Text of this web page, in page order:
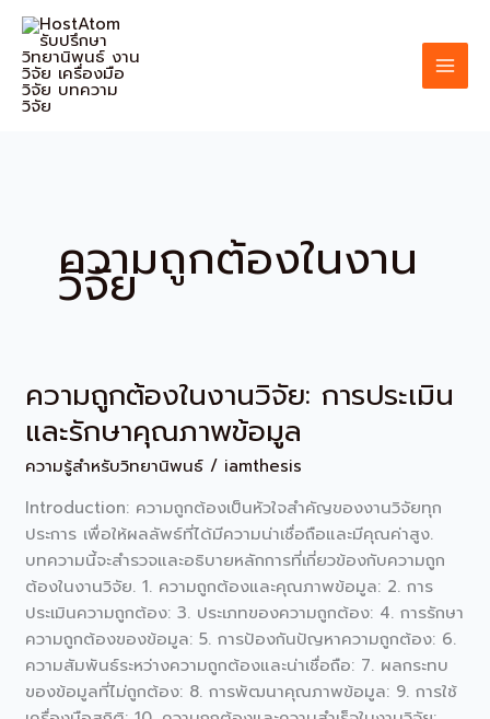
Skip
content
ความถูกต้องในงาน
วิจัย
ความถูกต้องในงานวิจัย: การประเมิน
และรักษาคุณภาพข้อมูล
ความรู้สำหรับวิทยานิพนธ์ / iamthesis
Introduction: ความถูกต้องเป็นหัวใจสำคัญของงานวิจัยทุก
ประการ เพื่อให้ผลลัพธ์ที่ได้มีความน่าเชื่อถือและมีคุณค่าสูง.
บทความนี้จะสำรวจและอธิบายหลักการที่เกี่ยวข้องกับความถูก
ต้องในงานวิจัย. 1. ความถูกต้องและคุณภาพข้อมูล: 2. การ
ประเมินความถูกต้อง: 3. ประเภทของความถูกต้อง: 4. การรักษา
ความถูกต้องของข้อมูล: 5. การป้องกันปัญหาความถูกต้อง: 6.
ความสัมพันธ์ระหว่างความถูกต้องและน่าเชื่อถือ: 7. ผลกระทบ
ของข้อมูลที่ไม่ถูกต้อง: 8. การพัฒนาคุณภาพข้อมูล: 9. การใช้
ความ
ต้อง
ใน
วิจัย:
การ
ประเมิน
และ
รักษา
คุณภาพ
ข้อมูล